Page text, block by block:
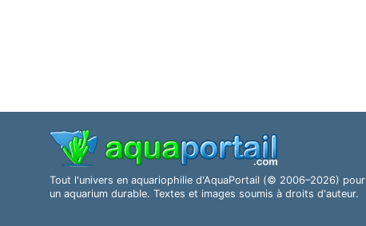
Tout l'univers en aquariophilie d'AquaPortail (© 2006–2026) pour
un aquarium durable. Textes et images soumis à droits d'auteur.